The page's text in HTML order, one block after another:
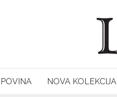
NOVA KOLEKCIJA